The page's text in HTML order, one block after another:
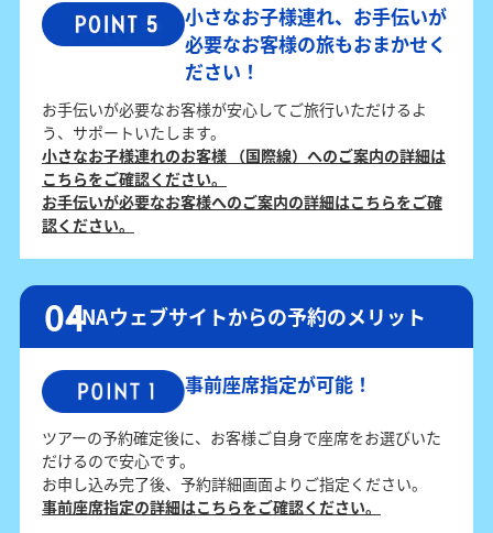
小さなお子様連れ、お手伝いが
必要なお客様の旅もおまかせく
ださい！
お手伝いが必要なお客様が安心してご旅行いただけるよ
う、サポートいたします。
小さなお子様連れのお客様 （国際線）へのご案内の詳細は
こちらをご確認ください。
お手伝いが必要なお客様へのご案内の詳細はこちらをご確
認ください。
ANAウェブサイトからの予約のメリット
事前座席指定が可能！
ツアーの予約確定後に、お客様ご自身で座席をお選びいた
だけるので安心です。
お申し込み完了後、予約詳細画面よりご指定ください。
事前座席指定の詳細はこちらをご確認ください。